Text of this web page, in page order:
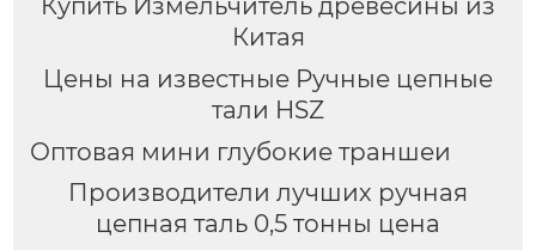
Китая
Цены на известные Ручные цепные
тали HSZ
Оптовая мини глубокие траншеи
Производители лучших ручная
цепная таль 0,5 тонны цена